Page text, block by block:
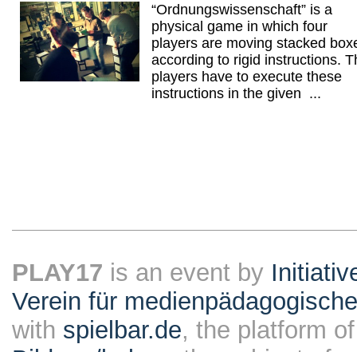
“Ordnungswissenschaft” is a
physical game in which four
players are moving stacked
according to rigid instructions.
players have to execute these
instructions in the given ...
PLAY17 is an event by
Verein für
with spielbar.de, the platform